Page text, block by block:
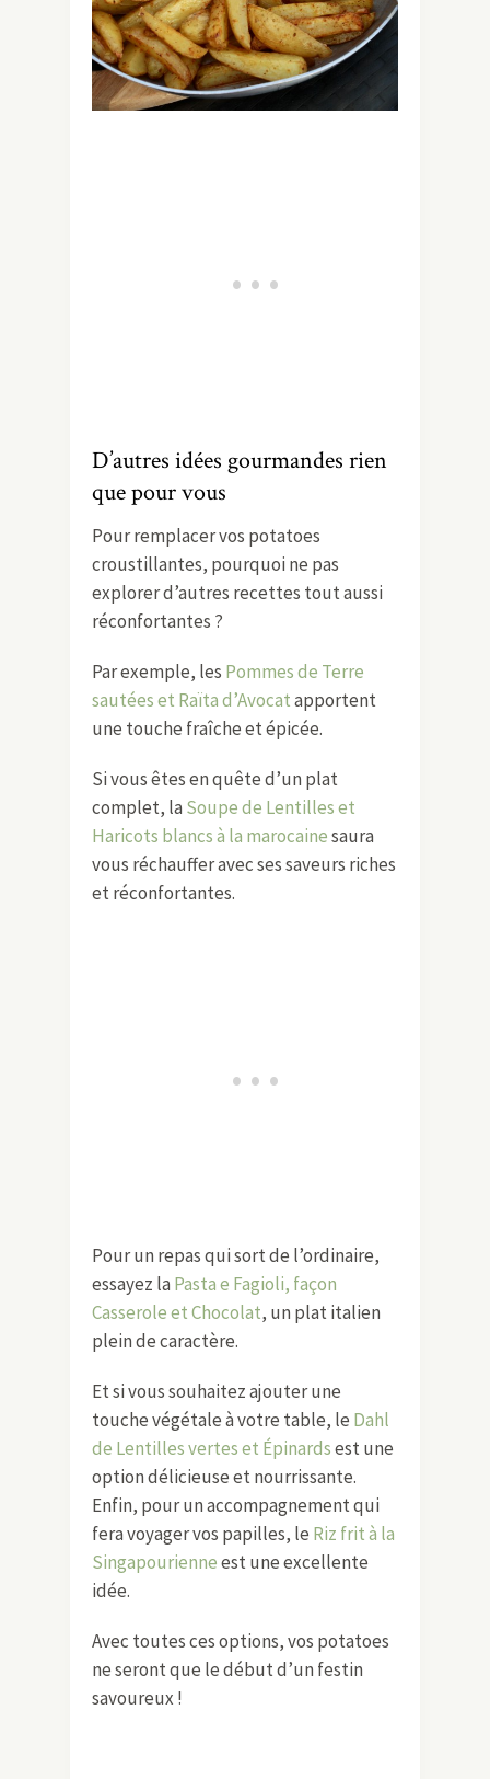
D’autres idées gourmandes rien
que pour vous
Pour remplacer vos potatoes
croustillantes, pourquoi ne pas
explorer d’autres recettes tout aussi
réconfortantes ?
Par exemple, les Pommes de Terre
sautées et Raïta d’Avocatapportent
une touche fraîche et épicée.
Si vous êtes en quête d’un plat
complet, la Soupe de Lentilles et
Haricots blancs à la marocainesaura
vous réchauffer avec ses saveurs riches
et réconfortantes.
Pour un repas qui sort de l’ordinaire,
essayez la Pasta e Fagioli, façon
Casserole et Chocolat, un plat italien
plein de caractère.
Et si vous souhaitez ajouter une
touche végétale à votre table, le Dahl
de Lentilles vertes et Épinardsest une
option délicieuse et nourrissante.
Enfin, pour un accompagnement qui
fera voyager vos papilles, le Riz frit à la
Singapourienneest une excellente
idée.
Avec toutes ces options, vos potatoes
ne seront que le début d’un festin
savoureux !